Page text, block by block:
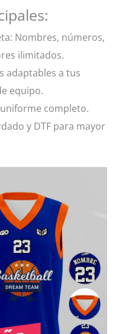
Nombres, números,
ilimitados.
adaptables a tus
equipo.
completo.
y DTF para mayor